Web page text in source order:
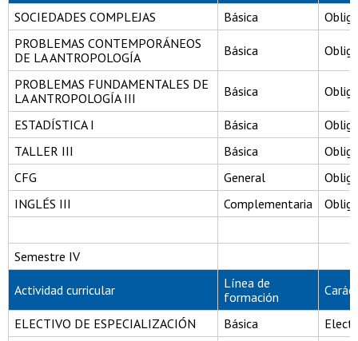
SOCIEDADES COMPLEJAS Básica
PROBLEMAS CONTEMPORÁNEOS
DE LA ANTROPOLOGÍA
Básica
PROBLEMAS FUNDAMENTALES DE
LA ANTROPOLOGÍA III
Básica
ESTADÍSTICA I Básica
TALLER III
Básica
CFG
General
INGLÉS III
Complementaria
Semestre IV
Actividad curricular
Línea de
formación
ELECTIVO DE ESPECIALIZACIÓN Básica